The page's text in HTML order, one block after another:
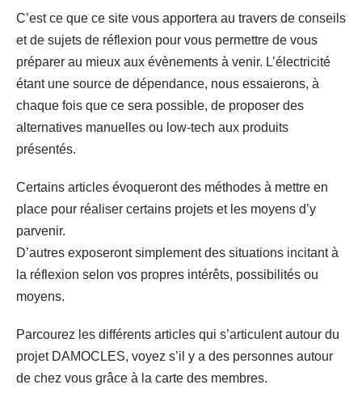
C’est ce que ce site vous apportera au travers de conseils
et de sujets de réflexion pour vous permettre de vous
préparer au mieux aux évènements à venir. L’électricité
étant une source de dépendance, nous essaierons, à
chaque fois que ce sera possible, de proposer des
alternatives manuelles ou low-tech aux produits
présentés.
Certains articles évoqueront des méthodes à mettre en
place pour réaliser certains projets et les moyens d’y
parvenir.
D’autres exposeront simplement des situations incitant à
la réflexion selon vos propres intérêts, possibilités ou
moyens.
Parcourez les différents articles qui s’articulent autour du
projet DAMOCLES, voyez s’il y a des personnes autour
de chez vous grâce à la carte des membres.